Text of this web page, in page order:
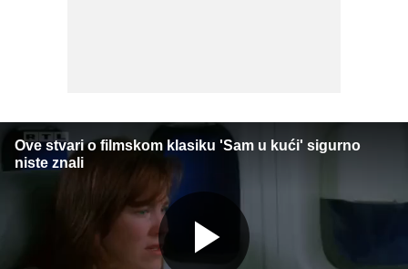
Ove stvari o filmskom klasiku 'Sam u kući' sigurno
niste znali